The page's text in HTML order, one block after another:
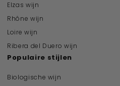
Elzas wijn
Rhône wijn
Loire wijn
Ribera del Duero wijn
Populaire stijlen
Biologische wijn